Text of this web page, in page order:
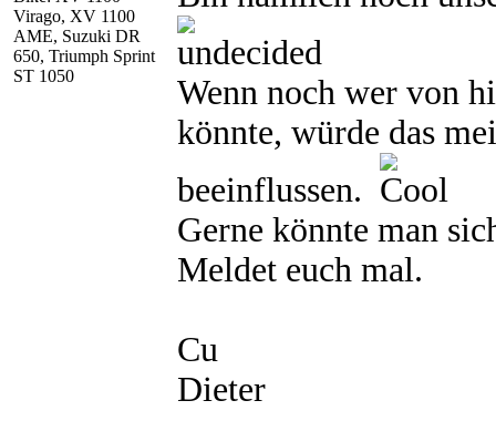
Virago, XV 1100
AME, Suzuki DR
650, Triumph Sprint
ST 1050
Wenn noch wer von
könnte, würde das
beeinflussen.
Gerne könnte man
Meldet euch mal.
Cu
Dieter